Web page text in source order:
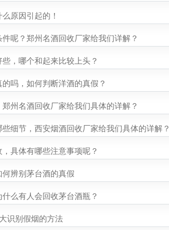
原因引起的！
呢？郑州名酒回收厂家给我们详解？
，哪个和起来比较上头？
吗，如何判断洋酒的真假？
州名酒回收厂家给我们具体的详解？
细节，西安烟酒回收厂家给我们具体的详解？
具体有哪些注意事项呢？
辨别茅台酒的真假
么有人会回收茅台酒瓶？
识别假烟的方法